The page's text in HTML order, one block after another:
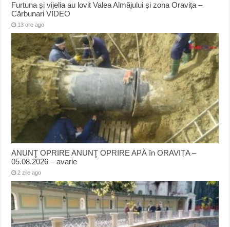
Furtuna și vijelia au lovit Valea Almăjului și zona Oravița –
Cărbunari VIDEO
13 ore ago
ANUNŢ OPRIRE ANUNŢ OPRIRE APĂ în ORAVIȚA –
05.08.2026 – avarie
2 zile ago